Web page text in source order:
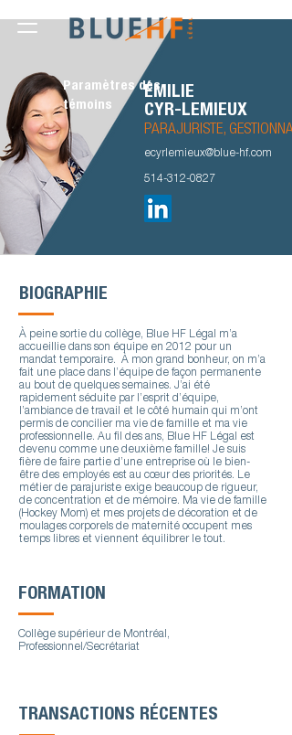
Paramètres des
témoins
ÉMILIE
CYR-LEMIEUX
PARAJURISTE,
ecyrlemieux@blue-hf.com
514-312-0827
BIOGRAPHIE
À peine sortie du collège, Blue HF Légal m’a
accueillie dans son équipe en 2012 pour un
mandat temporaire. À mon grand bonheur, on m’a
fait une place dans l’équipe de façon permanente
au bout de quelques semaines. J’ai été
rapidement séduite par l’esprit d’équipe,
l’ambiance de travail et le côté humain qui m’ont
permis de concilier ma vie de famille et ma vie
professionnelle. Au fil des ans, Blue HF Légal est
devenu comme une deuxième famille! Je suis
fière de faire partie d’une entreprise où le bien-
être des employés est au cœur des priorités. Le
métier de parajuriste exige beaucoup de rigueur,
de concentration et de mémoire. Ma vie de famille
(Hockey Mom) et mes projets de décoration et de
moulages corporels de maternité occupent mes
temps libres et viennent équilibrer le tout.
FORMATION
Collège supérieur de Montréal,
Professionnel/Secrétariat
TRANSACTIONS RÉCENTES